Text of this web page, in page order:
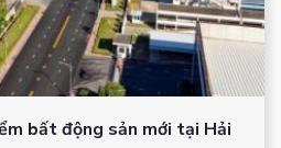
bất động sản mới tại Hải